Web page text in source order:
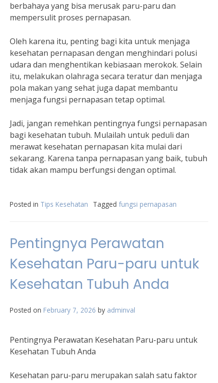
berbahaya yang bisa merusak paru-paru dan
mempersulit proses pernapasan.
Oleh karena itu, penting bagi kita untuk menjaga
kesehatan pernapasan dengan menghindari polusi
udara dan menghentikan kebiasaan merokok. Selain
itu, melakukan olahraga secara teratur dan menjaga
pola makan yang sehat juga dapat membantu
menjaga fungsi pernapasan tetap optimal.
Jadi, jangan remehkan pentingnya fungsi pernapasan
bagi kesehatan tubuh. Mulailah untuk peduli dan
merawat kesehatan pernapasan kita mulai dari
sekarang. Karena tanpa pernapasan yang baik, tubuh
tidak akan mampu berfungsi dengan optimal.
Posted in Tips Kesehatan Tagged fungsi pernapasan
Pentingnya Perawatan
Kesehatan Paru-paru untuk
Kesehatan Tubuh Anda
Posted on February 7, 2026 by adminval
Pentingnya Perawatan Kesehatan Paru-paru untuk
Kesehatan Tubuh Anda
Kesehatan paru-paru merupakan salah satu faktor